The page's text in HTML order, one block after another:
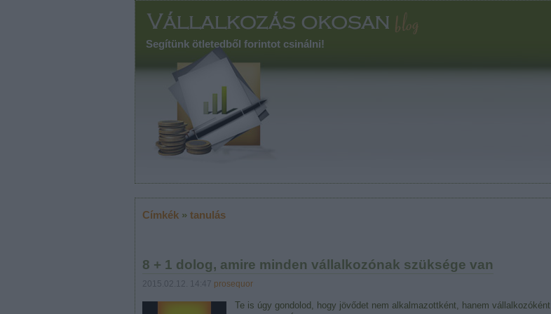
Segítünk ötletedből forintot csinálni!
Címkék » tanulás
8 + 1 dolog, amire minden vállalkozónak szüksége van
2015.02.12. 14:47 prosequor
Te is úgy gondolod, hogy jövődet nem alkalmazottként, hanem vállalkozóként